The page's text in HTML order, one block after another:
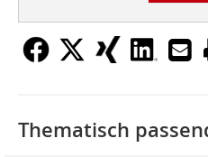
Thematisch